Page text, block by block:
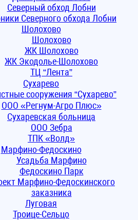
Северный обход Лобни
Северного обхода Лобни
Шолохово
Шолохово
ЖК Шолохово
ЖК Экодолье-Шолохово
ТЦ “Лента”
Сухарево
сооружения “Сухарево”
ООО «Регнум-Агро Плюс»
Сухаревская больница
ООО Зебра
ТПК «Волд»
Марфино-Федоскино
Усадьба Марфино
Федоскино Парк
Марфино-Федоскинского
заказника
Луговая
Троице-Сельцо